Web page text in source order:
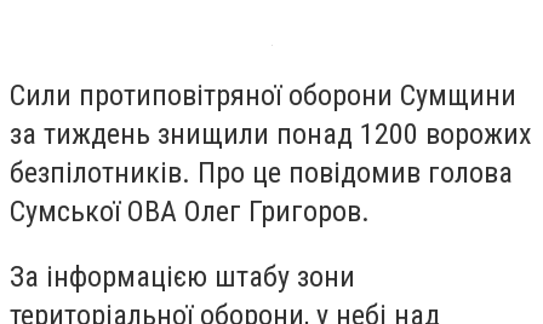
Сили протиповітряної оборони Сумщини
за тиждень знищили понад 1200 ворожих
безпілотників. Про це повідомив голова
Сумської ОВА Олег Григоров.
За інформацією штабу зони
територіальної оборони, у небі над